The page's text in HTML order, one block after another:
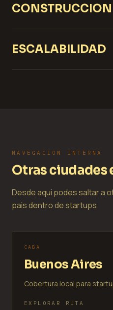
CONSTRUCCION
ESCALABILIDAD
NAVEGACION INTERNA
Otras ciudades
Desde aqui podes saltar a
pais dentro de startups.
CABA
Buenos Aires
Cobertura local para
EXPLORAR RUTA